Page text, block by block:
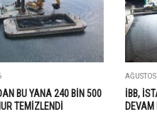
BU YANA 240 BİN 500
TEMİZLENDİ
İBB,
DEVAM